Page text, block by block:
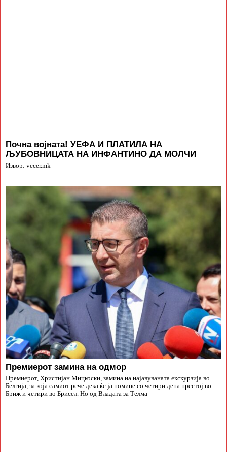
Почна војната! УЕФА И ПЛАТИЛА НА
ЉУБОВНИЦАТА НА ИНФАНТИНО ДА МОЛЧИ
Извор: vecer.mk
Премиерот замина на одмор
Премиерот, Христијан Мицкоски, замина на најавуваната екскурзија во
Белгија, за која самиот рече дека ќе ја помине со четири дена престој во
Бриж и четири во Брисел. Но од Владата за Телма